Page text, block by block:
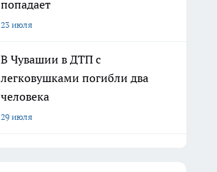
попадает
23 июля
В Чувашии в ДТП с
легковушками погибли два
человека
29 июля